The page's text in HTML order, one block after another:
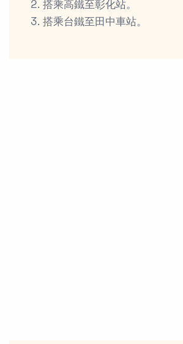
搭乘高鐵至彰化站。
搭乘台鐵至田中車站。